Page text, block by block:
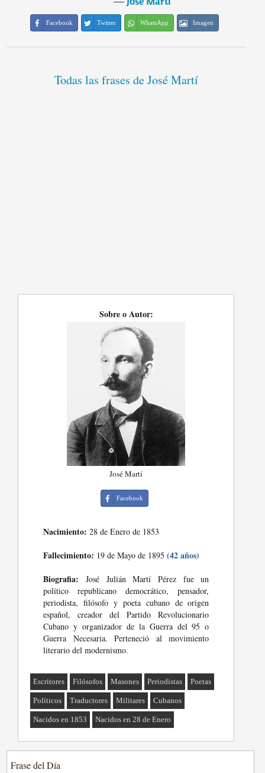
Facebook Twitter WhatsApp Imagen
Todas las frases de José Martí
Sobre o Autor:
José Martí
Facebook
Nacimiento: 28 de Enero de 1853
Fallecimiento: 19 de Mayo de 1895(42 años)
Biografia: José Julián Martí Pérez fue un
político republicano democrático, pensador,
periodista, filósofo y poeta cubano de origen
español, creador del Partido Revolucionario
Cubano y organizador de la Guerra del 95 o
Guerra Necesaria. Perteneció al movimiento
literario del modernismo.
Escritores Filósofos Masones Periodistas Poetas
Políticos Traductores Militares Cubanos
Nacidos en 1853 Nacidos en 28 de Enero
Frase del Día